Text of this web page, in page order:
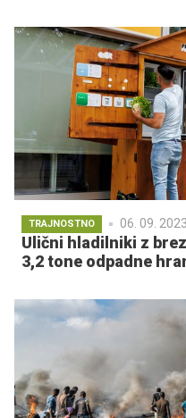
TRAJNOSTNO 06. 09.
Ulični hladilniki z
3,2 tone odpadne